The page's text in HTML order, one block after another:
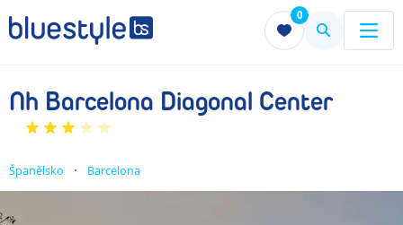
0
Menu Menu
Nh Barcelona Diagonal Center
Španělsko Barcelona